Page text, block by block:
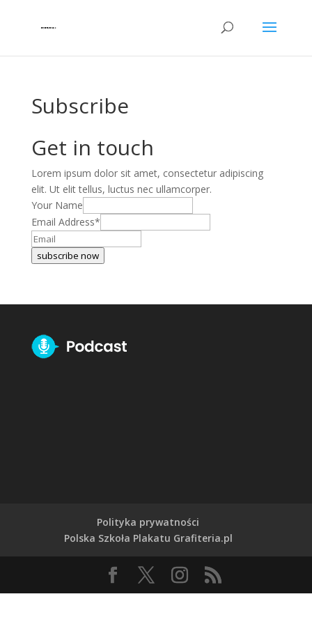
Subscribe
Get in touch
Lorem ipsum dolor sit amet, consectetur adipiscing
elit. Ut elit tellus, luctus nec ullamcorper.
Your Name
Email Address*
subscribe now
Polityka prywatności
Polska Szkoła Plakatu Grafiteria.pl